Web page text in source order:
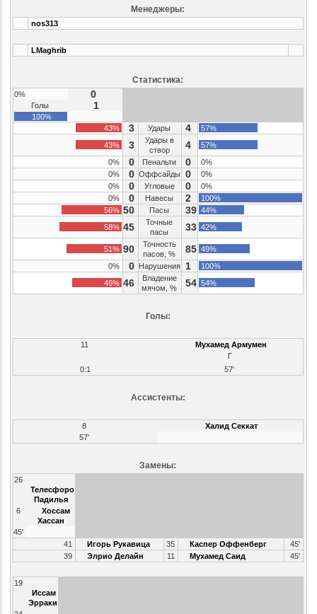
Менеджеры:
nos313
LMaghrib
Статистика:
0% 0
Голы 1
100%
43%
3 Удары 4
57%
43%
3
Удары в
створ
4
57%
0%
0 Пенальти 0
0%
0%
0 Оффсайды 0
0%
0%
0 Угловые 0
0%
0%
0 Навесы 2
100%
56% 50 Пасы 39 44%
58% 45
Точные
пасы
33 42%
51% 90
Точность
пасов, %
85 49%
0%
0 Нарушения 1
100%
46% 46
Владение
мячом, %
54 54%
Голы:
11
Мухамед Армумен
Г
0:1
57'
Ассистенты:
8
Халид Секкат
57'
Замены:
26
Телесфоро
Падилья
6
Хоссам
Хассан
45'
41
Игорь Рукавица 35 Каспер Оффенберг
45'
39
Элрио Делайн 11 Мухамед Саид 45'
19
Иссам
Эрраки